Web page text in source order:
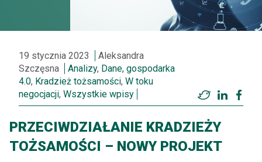
19 stycznia 2023
Aleksandra
Szczęsna
Analizy, Dane, gospodarka
4.0, Kradzież tożsamości, W toku
negocjacji, Wszystkie wpisy Twitter
PRZECIWDZIAŁANIE KRADZIEŻY
TOŻSAMOŚCI – NOWY PROJEKT